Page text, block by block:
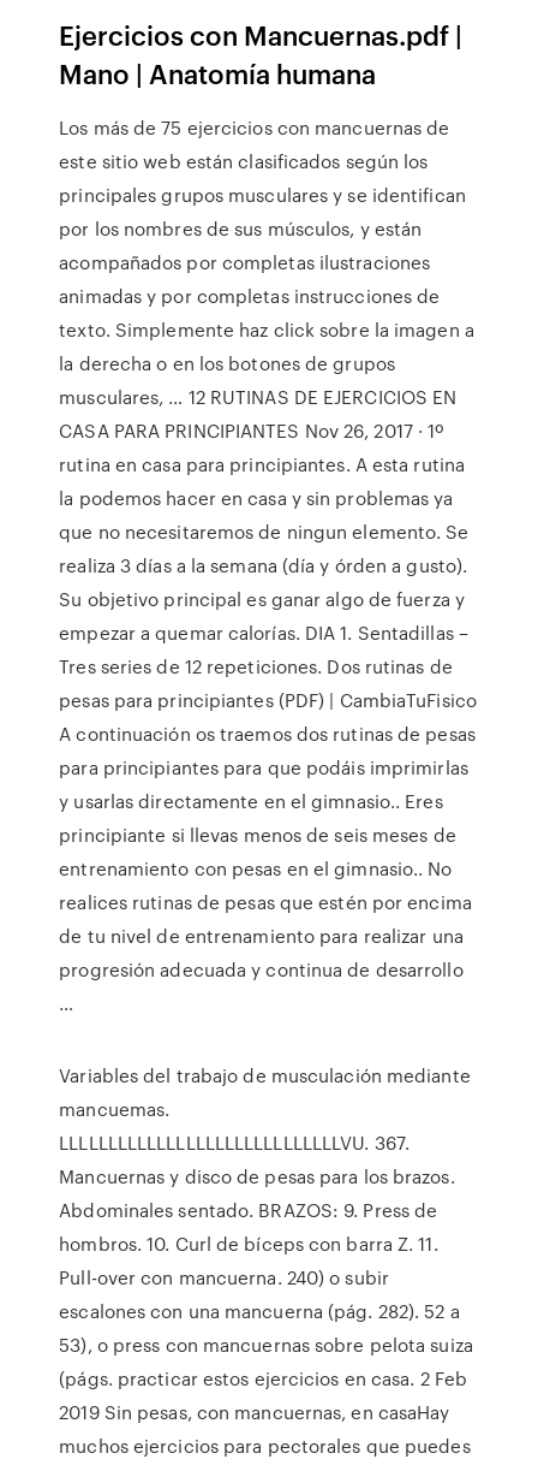
Ejercicios con Mancuernas.pdf |
Mano | Anatomía humana
Los más de 75 ejercicios con mancuernas de
este sitio web están clasificados según los
principales grupos musculares y se identifican
por los nombres de sus músculos, y están
acompañados por completas ilustraciones
animadas y por completas instrucciones de
texto. Simplemente haz click sobre la imagen a
la derecha o en los botones de grupos
musculares, … 12 RUTINAS DE EJERCICIOS EN
CASA PARA PRINCIPIANTES Nov 26, 2017 · 1º
rutina en casa para principiantes. A esta rutina
la podemos hacer en casa y sin problemas ya
que no necesitaremos de ningun elemento. Se
realiza 3 días a la semana (día y órden a gusto).
Su objetivo principal es ganar algo de fuerza y
empezar a quemar calorías. DIA 1. Sentadillas –
Tres series de 12 repeticiones. Dos rutinas de
pesas para principiantes (PDF) | CambiaTuFisico
A continuación os traemos dos rutinas de pesas
para principiantes para que podáis imprimirlas
y usarlas directamente en el gimnasio.. Eres
principiante si llevas menos de seis meses de
entrenamiento con pesas en el gimnasio.. No
realices rutinas de pesas que estén por encima
de tu nivel de entrenamiento para realizar una
progresión adecuada y continua de desarrollo
…
Variables del trabajo de musculación mediante
mancuemas.
LLLLLLLLLLLLLLLLLLLLLLLLLLLLLVU. 367.
Mancuernas y disco de pesas para los brazos.
Abdominales sentado. BRAZOS: 9. Press de
hombros. 10. Curl de bíceps con barra Z. 11.
Pull-over con mancuerna. 240) o subir
escalones con una mancuerna (pág. 282). 52 a
53), o press con mancuernas sobre pelota suiza
(págs. practicar estos ejercicios en casa. 2 Feb
2019 Sin pesas, con mancuernas, en casaHay
muchos ejercicios para pectorales que puedes